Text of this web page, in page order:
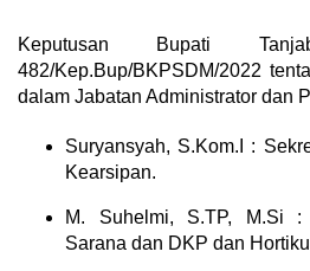
Keputusan Bupati
482/Kep.Bup/BKPSDM/2022
dalam Jabatan Administrator dan
Suryansyah, S.Kom.I :
Kearsipan.
M. Suhelmi, S.TP, M.Si
Sarana dan DKP dan